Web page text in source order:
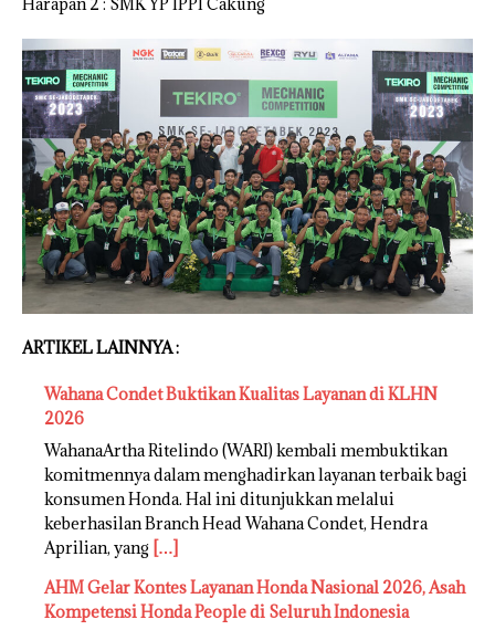
ARTIKEL LAINNYA :
Wahana Condet Buktikan Kualitas Layanan di KLHN
2026
WahanaArtha Ritelindo (WARI) kembali membuktikan
komitmennya dalam menghadirkan layanan terbaik bagi
konsumen Honda. Hal ini ditunjukkan melalui
keberhasilan Branch Head Wahana Condet, Hendra
Aprilian, yang […]
AHM Gelar Kontes Layanan Honda Nasional 2026, Asah
Kompetensi Honda People di Seluruh Indonesia